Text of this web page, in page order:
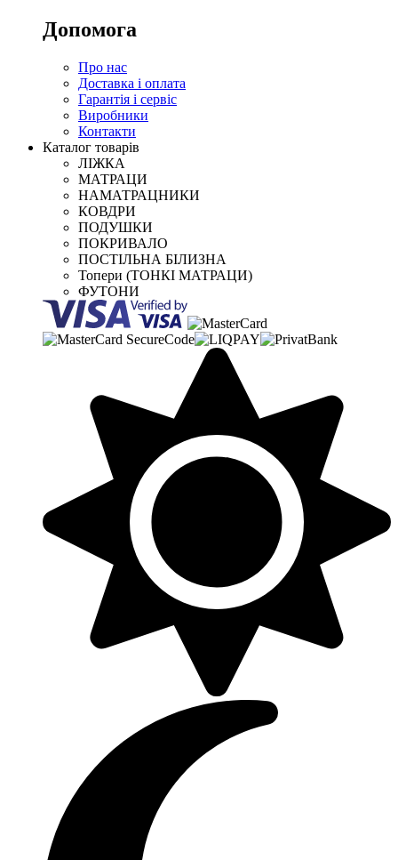
Допомога
Про нас
Доставка і оплата
Гарантія і сервіс
Виробники
Контакти
Каталог товарів
ЛІЖКА
МАТРАЦИ
НАМАТРАЦНИКИ
КОВДРИ
ПОДУШКИ
ПОКРИВАЛО
ПОСТІЛЬНА БІЛИЗНА
Топери (ТОНКІ МАТРАЦИ)
ФУТОНИ